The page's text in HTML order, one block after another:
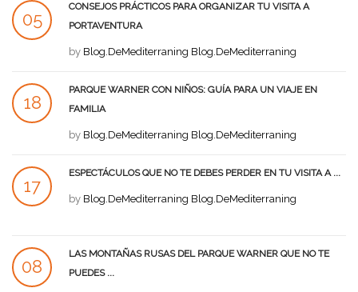
05
CONSEJOS PRÁCTICOS PARA ORGANIZAR TU VISITA A
PORTAVENTURA
by Blog.DeMediterraning Blog.DeMediterraning
18
PARQUE WARNER CON NIÑOS: GUÍA PARA UN VIAJE EN
FAMILIA
by Blog.DeMediterraning Blog.DeMediterraning
17
ESPECTÁCULOS QUE NO TE DEBES PERDER EN TU VISITA A ...
by Blog.DeMediterraning Blog.DeMediterraning
08
LAS MONTAÑAS RUSAS DEL PARQUE WARNER QUE NO TE
PUEDES ...